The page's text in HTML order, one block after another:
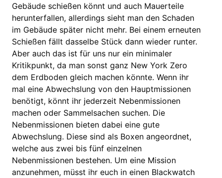
Gebäude schießen könnt und auch Mauerteile
herunterfallen, allerdings sieht man den Schaden
im Gebäude später nicht mehr. Bei einem erneuten
Schießen fällt dasselbe Stück dann wieder runter.
Aber auch das ist für uns nur ein minimaler
Kritikpunkt, da man sonst ganz New York Zero
dem Erdboden gleich machen könnte. Wenn ihr
mal eine Abwechslung von den Hauptmissionen
benötigt, könnt ihr jederzeit Nebenmissionen
machen oder Sammelsachen suchen. Die
Nebenmissionen bieten dabei eine gute
Abwechslung. Diese sind als Boxen angeordnet,
welche aus zwei bis fünf einzelnen
Nebenmissionen bestehen. Um eine Mission
anzunehmen, müsst ihr euch in einen Blackwatch